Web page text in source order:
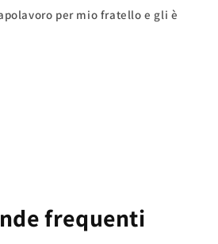
per mio fratello e gli è
frequenti